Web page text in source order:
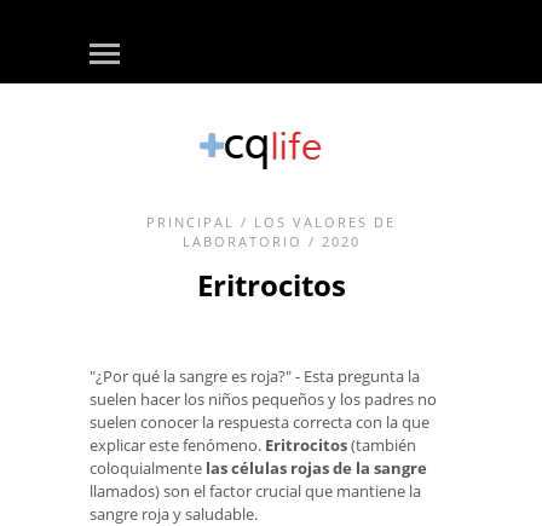
PRINCIPAL / LOS VALORES DE
LABORATORIO / 2020
Eritrocitos
"¿Por qué la sangre es roja?" - Esta pregunta la
suelen hacer los niños pequeños y los padres no
suelen conocer la respuesta correcta con la que
explicar este fenómeno. Eritrocitos(también
coloquialmente las células rojas de la sangre
llamados) son el factor crucial que mantiene la
sangre roja y saludable.